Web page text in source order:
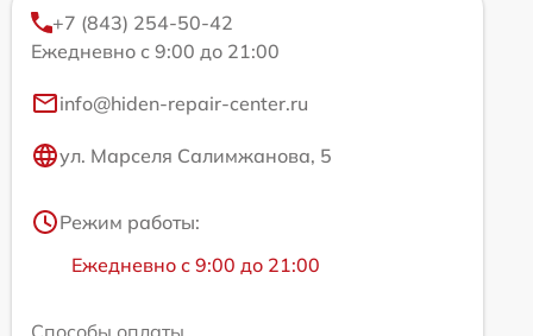
+7 (843) 254-50-42
Ежедневно с 9:00 до 21:00
info@hiden-repair-center.ru
ул. Марселя Салимжанова, 5
Режим работы:
Ежедневно с 9:00 до 21:00